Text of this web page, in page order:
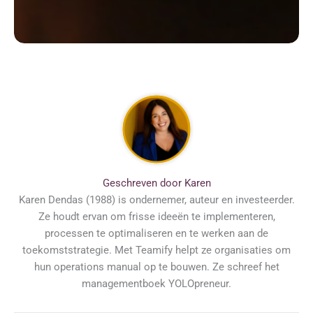
Geschreven door Karen
Karen Dendas (1988) is ondernemer, auteur en investeerder.
Ze houdt ervan om frisse ideeën te implementeren,
processen te optimaliseren en te werken aan de
toekomststrategie. Met Teamify helpt ze organisaties om
hun operations manual op te bouwen. Ze schreef het
managementboek YOLOpreneur.